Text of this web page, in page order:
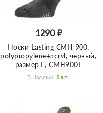
1290 ₽
Носки Lasting CMH 900,
polypropylene+acryl, черный,
размер L, CMH900L
В Наличии: 5 Шт.